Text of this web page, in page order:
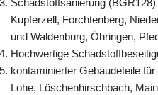
Schadstoffsanierung
Kupferzell, Forchtenberg,
und Waldenburg, Öhringen,
Hochwertige
kontaminierter Gebäudeteile
Lohe, Löschenhirschbach,